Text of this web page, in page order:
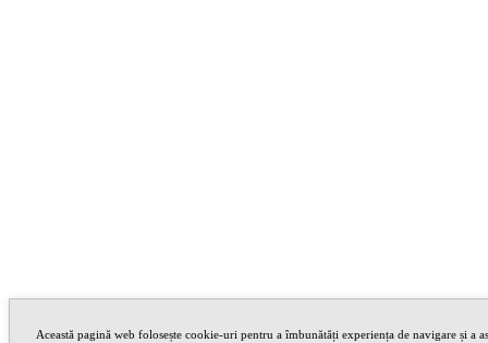
Această pagină web folosește cookie-uri pentru a îmbunătăți experiența de navigare și